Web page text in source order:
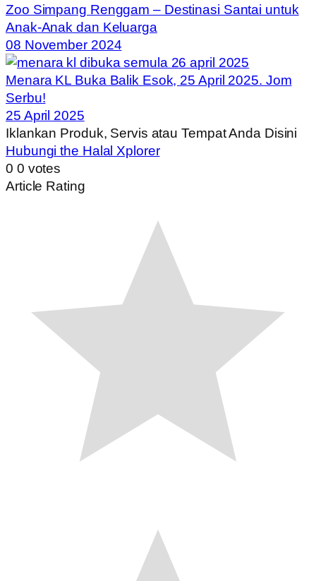
Zoo Simpang Renggam – Destinasi Santai untuk
Anak-Anak dan Keluarga
08 November 2024
Menara KL Buka Balik Esok, 25 April 2025. Jom
Serbu!
25 April 2025
Iklankan Produk, Servis atau Tempat Anda Disini
Hubungi the Halal Xplorer
0 0 votes
Article Rating